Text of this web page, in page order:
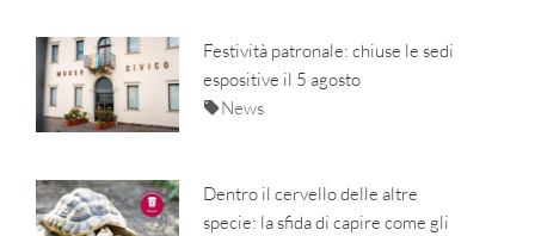
Festività patronale: chiuse le sedi
espositive il 5 agosto
News
Dentro il cervello delle altre
specie: la sfida di capire come gli